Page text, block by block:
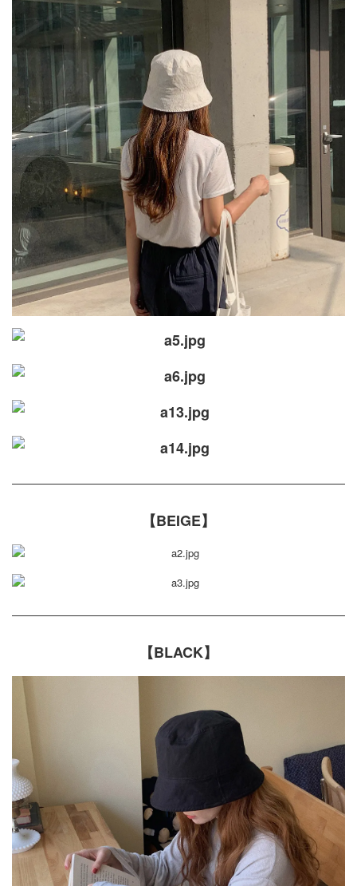
【BEIGE】
【BLACK】